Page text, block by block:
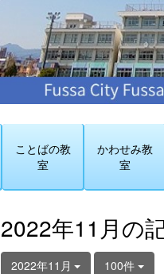
ことばの教
室
かわせみ教
室
2022年11月の
2022年11月 100件